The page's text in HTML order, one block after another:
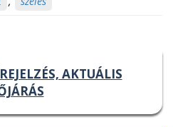
AKTUÁLIS